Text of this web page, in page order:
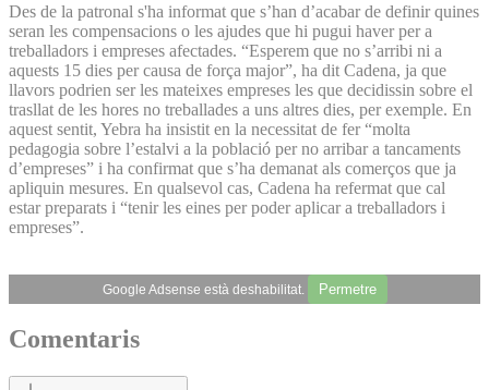
Des de la patronal s'ha informat que s’han d’acabar de definir quines
seran les compensacions o les ajudes que hi pugui haver per a
treballadors i empreses afectades. “Esperem que no s’arribi ni a
aquests 15 dies per causa de força major”, ha dit Cadena, ja que
llavors podrien ser les mateixes empreses les que decidissin sobre el
trasllat de les hores no treballades a uns altres dies, per exemple. En
aquest sentit, Yebra ha insistit en la necessitat de fer “molta
pedagogia sobre l’estalvi a la població per no arribar a tancaments
d’empreses” i ha confirmat que s’ha demanat als comerços que ja
apliquin mesures. En qualsevol cas, Cadena ha refermat que cal
estar preparats i “tenir les eines per poder aplicar a treballadors i
empreses”.
Google Adsense està deshabilitat. Permetre
Comentaris